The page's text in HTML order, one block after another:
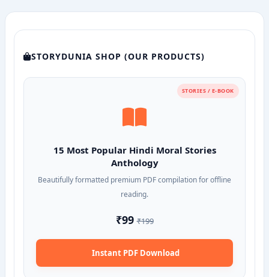
STORYDUNIA SHOP (OUR PRODUCTS)
STORIES / E-BOOK
15 Most Popular Hindi Moral Stories
Anthology
Beautifully formatted premium PDF compilation for offline
reading.
₹99₹199
Instant PDF Download